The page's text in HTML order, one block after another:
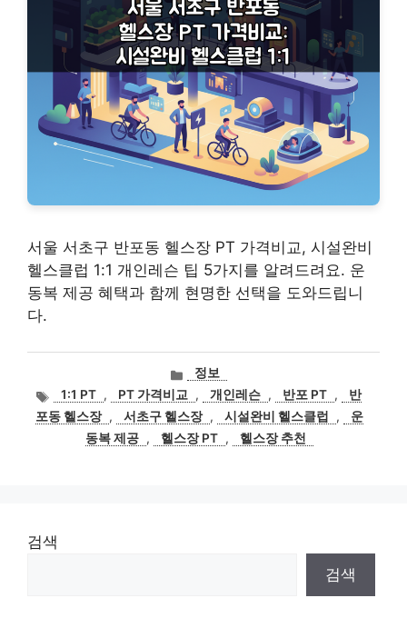
서울 서초구 반포동 헬스장 PT 가격비교, 시설완비
헬스클럽 1:1 개인레슨 팁 5가지를 알려드려요. 운
동복 제공 혜택과 함께 현명한 선택을 도와드립니
다.
카
테
고
리
정보
태
그
1:1 PT , PT 가격비교 , 개인레슨 , 반포 PT ,
반
포동 헬스장 , 서초구 헬스장 , 시설완비 헬스클럽 ,
운
동복 제공 , 헬스장 PT , 헬스장 추천
검색
검색